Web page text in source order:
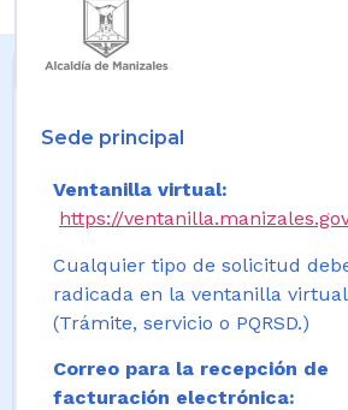
Sede principal
Ventanilla virtual:
https://
Cualquier tipo de solicitud
radicada en la ventanilla virtual
(Trámite, servicio o PQRSD.)
Correo para la recepción de
facturación electrónica: